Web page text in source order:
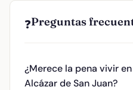
❓Preguntas
¿Merece la pena vivir
Alcázar de San Juan?